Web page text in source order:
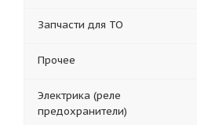
Запчасти для ТО
Прочее
Электрика (реле
предохранители)